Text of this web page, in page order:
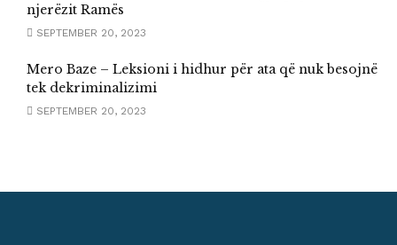
njerëzit Ramës
SEPTEMBER 20, 2023
Mero Baze – Leksioni i hidhur për ata që nuk besojnë
tek dekriminalizimi
SEPTEMBER 20, 2023